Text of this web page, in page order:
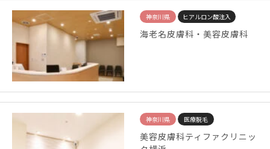
神奈川県 ヒアルロン酸注入
海老名皮膚科・美容皮膚科
神奈川県 医療脱毛
美容皮膚科ティファクリニッ